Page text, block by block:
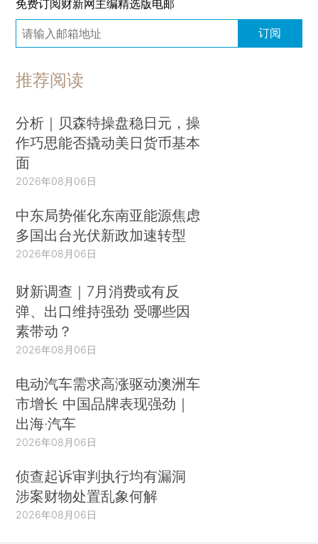
免费订阅财新网主编精选版电邮
订阅
推荐阅读
分析｜贝森特操盘稳日元，操
作巧思能否撬动美日货币基本
面
2026年08月06日
中东局势催化东南亚能源焦虑
多国出台光伏新政加速转型
2026年08月06日
财新调查｜7月消费或有反
弹、出口维持强劲 受哪些因
素带动？
2026年08月06日
电动汽车需求高涨驱动澳洲车
市增长 中国品牌表现强劲｜
出海·汽车
2026年08月06日
侦查起诉审判执行均有漏洞
涉案财物处置乱象何解
2026年08月06日